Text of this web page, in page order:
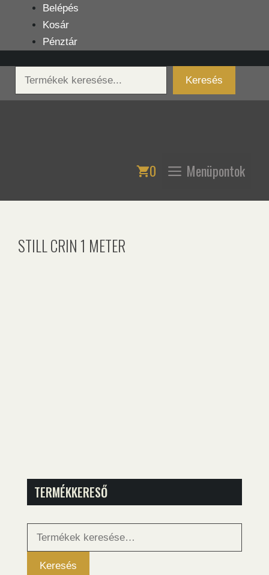
tartalomba
Belépés
Kosár
Pénztár
Keresés
Keresés
0 Menüpontok
STILL CRIN 1 METER
TERMÉKKERESŐ
Keresés
Keresés